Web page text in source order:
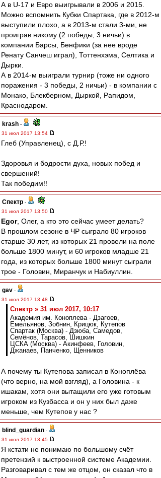
А в U-17 и Евро выигрывали в 2006 и 2015.
Можно вспомнить Кубки Спартака, где в 2012-м
выступили плохо, а в 2013-м стали 3-ми, не
проиграв никому (2 победы, 3 ничьи) в
компании Барсы, Бенфики (за нее вроде
Ренату Санчеш играл), Тоттенхэма, Селтика и
Дырки.
А в 2014-м выиграли турнир (тоже ни одного
поражения - 3 победы, 2 ничьи) - в компании с
Монако, Блекберном, Дыркой, Рапидом,
Краснодаром.
krash -
31 июл 2017 13:54
Глеб (Управленец), с Д.Р.!
Здоровья и бодрости духа, новых побед и
свершений!
Так победим!!
Спектр -
31 июл 2017 13:50
Egor, Олег, а кто это сейчас умеет делать?
В прошлом сезоне в ЧР сыграло 80 игроков
старше 30 лет, из которых 21 провели на поле
больше 1800 минут, и 60 игроков младше 21
года, из которых больше 1800 минут сыграли
трое - Головин, Миранчук и Набиуллин.
gav -
31 июл 2017 13:48
Спектр » 31 июл 2017, 10:17
Академия им. Коноплева - Дзагоев,
Емельянов, Зобнин, Крицюк, Кутепов
Спартак (Москва) - Дзюба, Самедов,
Семёнов, Тарасов, Шишкин
ЦСКА (Москва) - Акинфеев, Головин,
Джанаев, Панченко, Щенников
А почему ты Кутепова записал в Коноплёва
(что верно, на мой взгляд), а Головина - к
ишакам, хотя они вытащили его уже готовым
игроком из Кузбасса и он у них был даже
меньше, чем Кутепов у нас ?
blind_guardian -
31 июл 2017 13:45
Я кстати не понимаю по большому счёт
претензий к выстроенной системе Академии.
Разговаривал с тем же отцом, он сказал что в